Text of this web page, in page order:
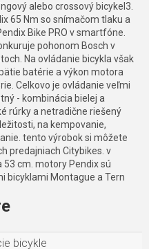
alebo crossový bicykel3.
65 Nm so snímačom tlaku a
Bike PRO v smartfóne.
pohonom Bosch v
Na ovládanie bicykla však
batérie a výkon motora
Celkovo je ovládanie veľmi
- kombinácia bielej a
rúrky a netradične riešený
na kempovanie,
tento výrobok si môžete
predajniach Citybikes. v
cm. motory Pendix sú
bicyklami Montague a Tern
bicykle